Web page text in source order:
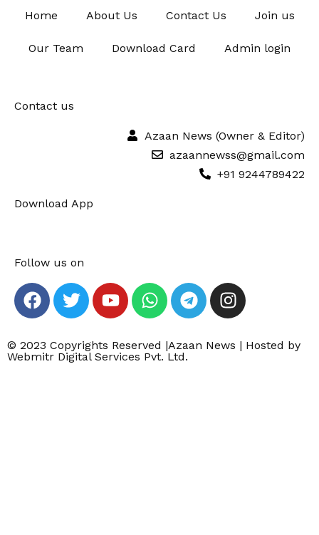
Home About Us Contact Us Join us
Our Team Download Card Admin login
Contact us
Azaan News (Owner & Editor)
azaannewss@gmail.com
+91 9244789422
Download App
Follow us on
© 2023 Copyrights Reserved |Azaan News | Hosted by
Webmitr Digital Services Pvt. Ltd.